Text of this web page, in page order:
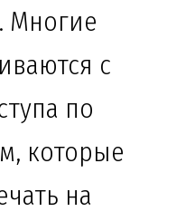
Многие
с
по
которые
на